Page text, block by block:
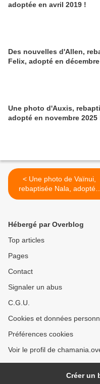
adoptée en avril 2019 !
Des nouvelles d'Allen,
Felix, adopté en
Une photo d'Auxis,
adopté en novembre 2025
< Une photo de Vaïnui,
rebaptisée Nala, adoptée
en Juin 2024
Hébergé par Overblog
Top articles
Pages
Contact
Signaler un abus
C.G.U.
Cookies et données
Préférences cookies
Voir le profil de
Créer un